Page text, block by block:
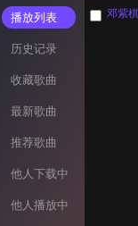
播放列表
历史记录
收藏歌曲
最新歌曲
推荐歌曲
他人下载中
他人播放中
邓紫